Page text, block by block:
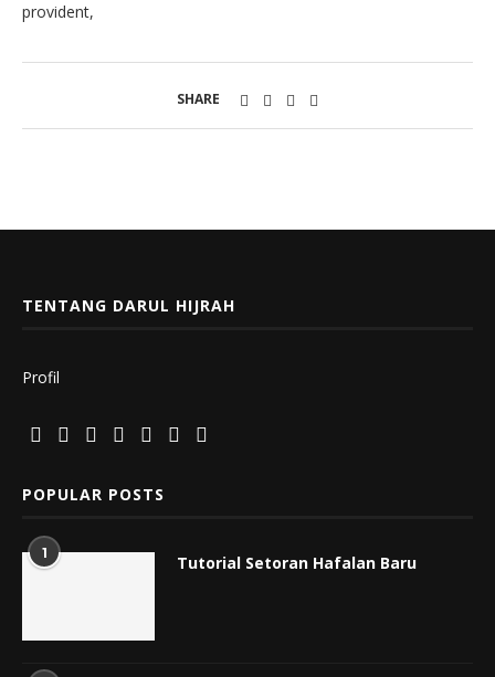
provident,
SHARE
TENTANG DARUL HIJRAH
Profil
POPULAR POSTS
1 Tutorial Setoran Hafalan Baru